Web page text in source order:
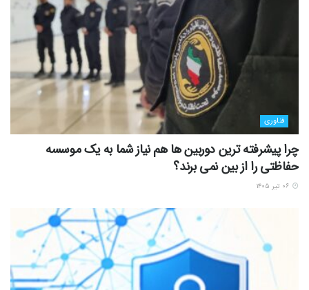
فناوری
چرا پیشرفته ترین دوربین ها هم نیاز شما به یک موسسه
حفاظتی را از بین نمی برند؟